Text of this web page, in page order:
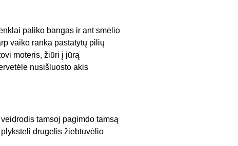
paliko bangas ir ant smėlio
vaiko ranka pastatytų pilių
moteris, žiūri į jūrą
nusišluosto akis
veidrodis tamsoj pagimdo tamsą
plyksteli drugelis žiebtuvėlio